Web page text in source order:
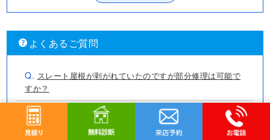
よくあるご質問
Q. スレート屋根が剥がれていたのですが部分修理は可能で
すか？
Q.塗装したら雨漏りするって聞いたんですが本当ですか？
Q.HPに乗っているもの以外のメーカーの商品も利用できま